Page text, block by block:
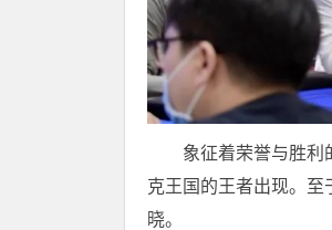
象征着荣誉与胜利
克王国的王者出现。
晓。